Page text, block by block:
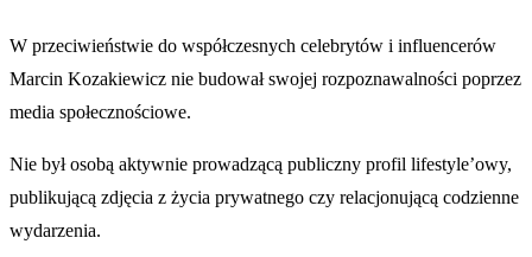
W przeciwieństwie do współczesnych celebrytów i influencerów
Marcin Kozakiewicz nie budował swojej rozpoznawalności poprzez
media społecznościowe.
Nie był osobą aktywnie prowadzącą publiczny profil lifestyle’owy,
publikującą zdjęcia z życia prywatnego czy relacjonującą codzienne
wydarzenia.